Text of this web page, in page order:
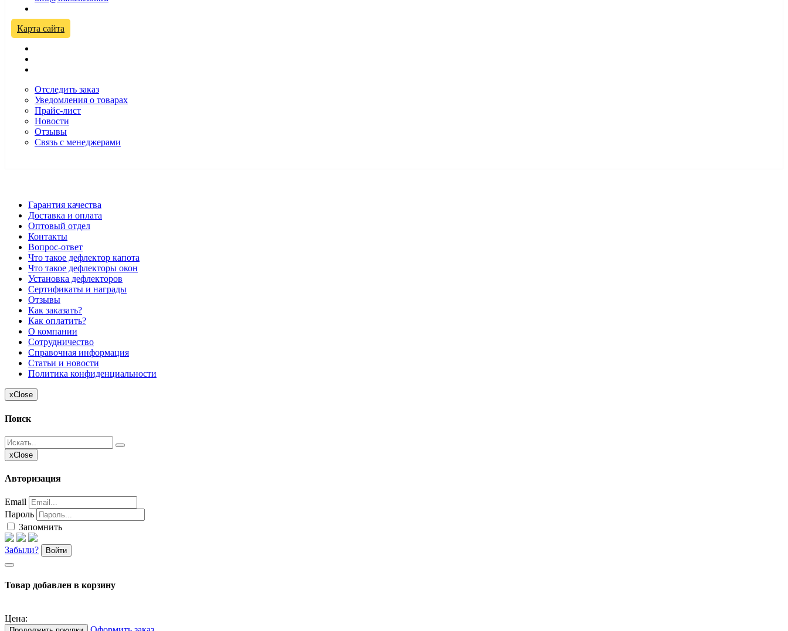
Карта сайта
Отследить заказ
Уведомления о товарах
Прайс-лист
Новости
Отзывы
Связь с менеджерами
Гарантия качества
Доставка и оплата
Оптовый отдел
Контакты
Вопрос-ответ
Что такое дефлектор капота
Что такое дефлекторы окон
Установка дефлекторов
Сертификаты и награды
Отзывы
Как заказать?
Как оплатить?
О компании
Сотрудничество
Справочная информация
Статьи и новости
Политика конфиденциальности
xClose
Поиск
xClose
Авторизация
Email
Пароль
Запомнить
Забыли? Войти
Товар добавлен в корзину
Цена: